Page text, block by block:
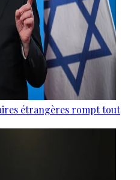
étrangères rompt tout